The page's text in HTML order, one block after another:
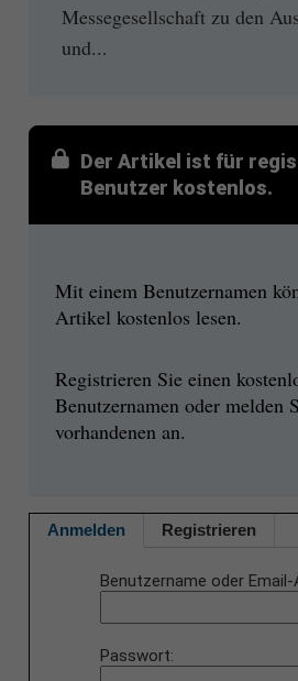
Messegesellschaft zu den
und...
Der Artikel ist für
Benutzer kostenlos.
Mit einem Benutzernamen
Artikel kostenlos lesen.
Registrieren Sie einen
Benutzernamen oder melden
vorhandenen an.
Anmelden Registrieren
Benutzername oder Email-
Passwort